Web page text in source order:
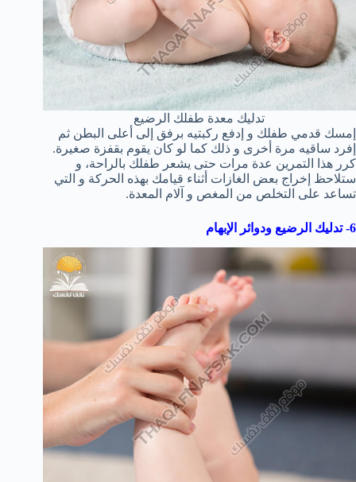
تدليك معدة طفلك الرضيع
إمسك قدمي طفلك و إدفع ركبتيه برفق إلى أعلى البطن ثم
إفرد ساقيه مرة أخرى و ذلك كما لو كان يقوم بقفزة صغيرة.
كرر هذا التمرين عدة مرات حتى يشعر طفلك بالراحة، و
ستلاحظ إخراج بعض الغازات أثناء قيامك بهذه الحركة و التي
تساعد على التخلص من المغص و آلام المعدة.
6- تدليك الرضيع ودوائر الإبهام